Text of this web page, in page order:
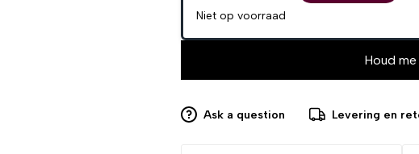
Niet op voorraad
Houd
Ask a question Levering en